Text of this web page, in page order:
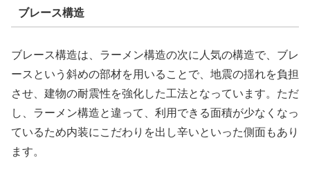
ブレース構造
ブレース構造は、ラーメン構造の次に人気の構造で、ブレ
ースという斜めの部材を用いることで、地震の揺れを負担
させ、建物の耐震性を強化した工法となっています。ただ
し、ラーメン構造と違って、利用できる面積が少なくなっ
ているため内装にこだわりを出し辛いといった側面もあり
ます。